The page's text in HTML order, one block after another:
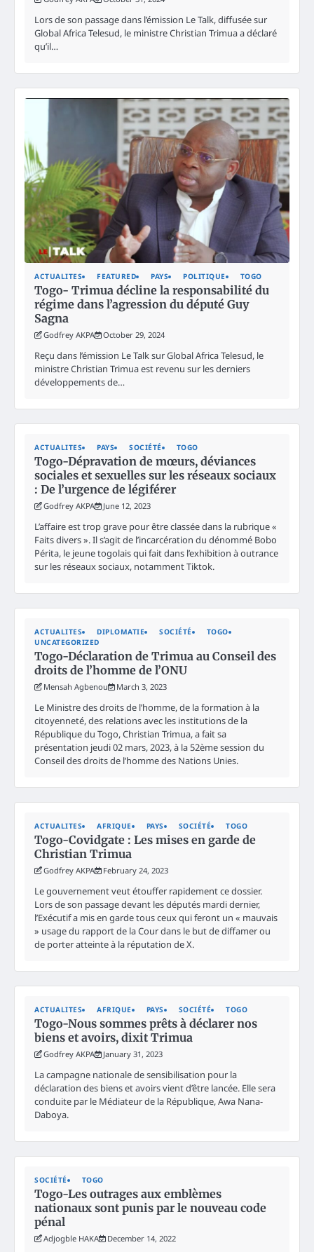
Lors de son passage dans l’émission Le Talk, diffusée sur
Global Africa Telesud, le ministre Christian Trimua a déclaré
qu’il…
ACTUALITES FEATURED PAYS POLITIQUE TOGO
Togo- Trimua décline la responsabilité du
régime dans l’agression du député Guy
Sagna
Godfrey AKPA October 29, 2024
Reçu dans l’émission Le Talk sur Global Africa Telesud, le
ministre Christian Trimua est revenu sur les derniers
développements de…
ACTUALITES PAYS SOCIÉTÉ TOGO
Togo-Dépravation de mœurs, déviances
sociales et sexuelles sur les réseaux sociaux
: De l’urgence de légiférer
Godfrey AKPA June 12, 2023
L’affaire est trop grave pour être classée dans la rubrique «
Faits divers ». Il s’agit de l’incarcération du dénommé Bobo
Périta, le jeune togolais qui fait dans l’exhibition à outrance
sur les réseaux sociaux, notamment Tiktok.
ACTUALITES DIPLOMATIE SOCIÉTÉ
TOGO
UNCATEGORIZED
Togo-Déclaration de Trimua au Conseil des
droits de l’homme de l’ONU
Mensah Agbenou March 3, 2023
Le Ministre des droits de l’homme, de la formation à la
citoyenneté, des relations avec les institutions de la
République du Togo, Christian Trimua, a fait sa
présentation jeudi 02 mars, 2023, à la 52ème session du
Conseil des droits de l’homme des Nations Unies.
ACTUALITES AFRIQUE PAYS SOCIÉTÉ TOGO
Togo-Covidgate : Les mises en garde de
Christian Trimua
Godfrey AKPA February 24, 2023
Le gouvernement veut étouffer rapidement ce dossier.
Lors de son passage devant les députés mardi dernier,
l’Exécutif a mis en garde tous ceux qui feront un « mauvais
» usage du rapport de la Cour dans le but de diffamer ou
de porter atteinte à la réputation de X.
ACTUALITES AFRIQUE PAYS SOCIÉTÉ TOGO
Togo-Nous sommes prêts à déclarer nos
biens et avoirs, dixit Trimua
Godfrey AKPA January 31, 2023
La campagne nationale de sensibilisation pour la
déclaration des biens et avoirs vient d’être lancée. Elle sera
conduite par le Médiateur de la République, Awa Nana-
Daboya.
SOCIÉTÉ TOGO
Togo-Les outrages aux emblèmes
nationaux sont punis par le nouveau code
pénal
Adjogble HAKA December 14, 2022